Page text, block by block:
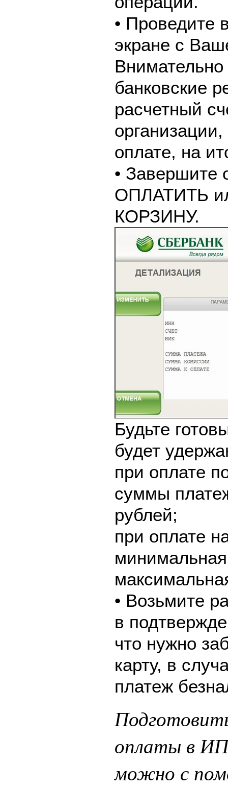
• Проведите
экране с
банковские
расчетный
оплате, на
• Завершите
ОПЛАТИТЬ
КОРЗИНУ.
Будьте
будет
при оплате
суммы
рублей;
при оплате
• Возьмите
в
что нужно
карту, в
платеж
оплаты в
можно с